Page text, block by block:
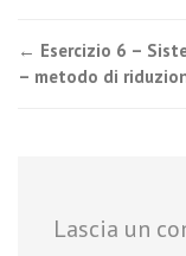
Post
navigation
← Esercizio 6 –
– metodo di
Lascia un